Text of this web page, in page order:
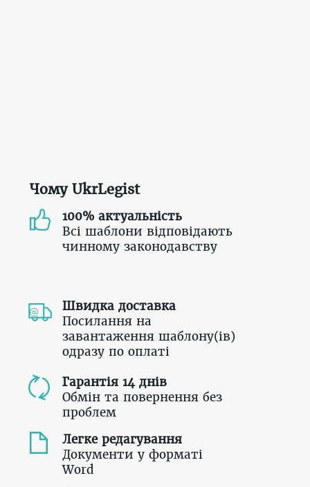
Чому UkrLegist
100% актуальність
Всі шаблони відповідають
чинному законодавству
Швидка доставка
Посилання на
завантаження шаблону(ів)
одразу по оплаті
Гарантія 14 днів
Обмін та повернення без
проблем
Легке редагування
Документи у форматі
Word